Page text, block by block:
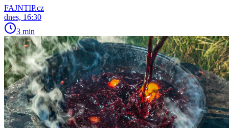
FAJNTIP.cz
dnes, 16:30
3 min